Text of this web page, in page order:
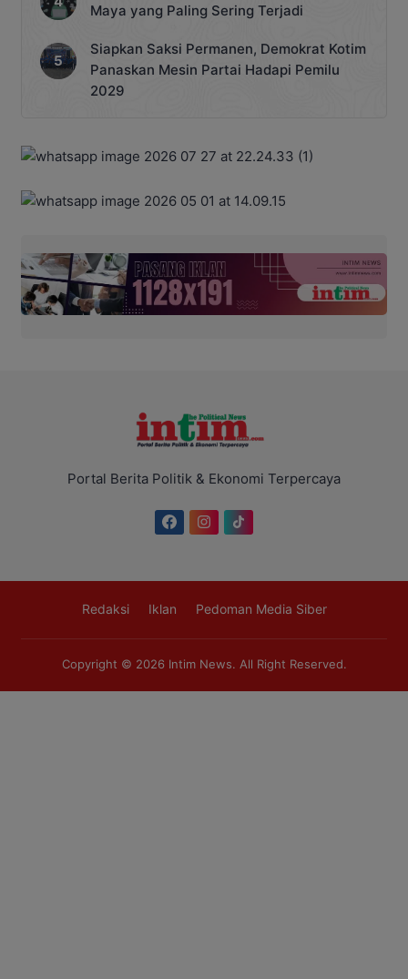
Maya yang Paling Sering Terjadi
Siapkan Saksi Permanen, Demokrat Kotim
Panaskan Mesin Partai Hadapi Pemilu
2029
Portal Berita Politik & Ekonomi Terpercaya
Redaksi Iklan Pedoman Media Siber
Copyright © 2026 Intim News. All Right Reserved.